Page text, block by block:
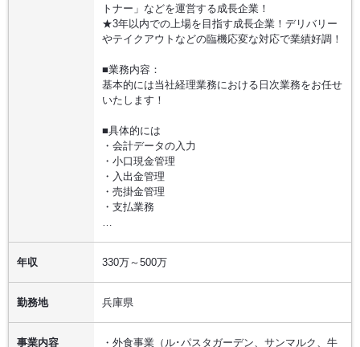
トナー」などを運営する成長企業！
★3年以内での上場を目指す成長企業！デリバリー
やテイクアウトなどの臨機応変な対応で業績好調！
■業務内容：
基本的には当社経理業務における日次業務をお任せ
いたします！
■具体的には
・会計データの入力
・小口現金管理
・入出金管理
・売掛金管理
・支払業務
…
年収 330万～500万
勤務地 兵庫県
事業内容 ・外食事業（ル･パスタガーデン、サンマルク、牛